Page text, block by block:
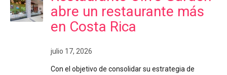
abre un restaurante más
en Costa Rica
julio 17, 2026
Con el objetivo de consolidar su estrategia de